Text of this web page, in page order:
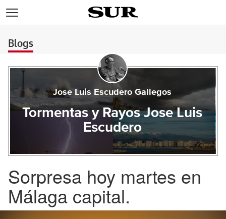
Blogs
Jose Luis Escudero Gallegos
Tormentas y Rayos Jose Luis
Escudero
Sorpresa hoy martes en
Málaga capital.